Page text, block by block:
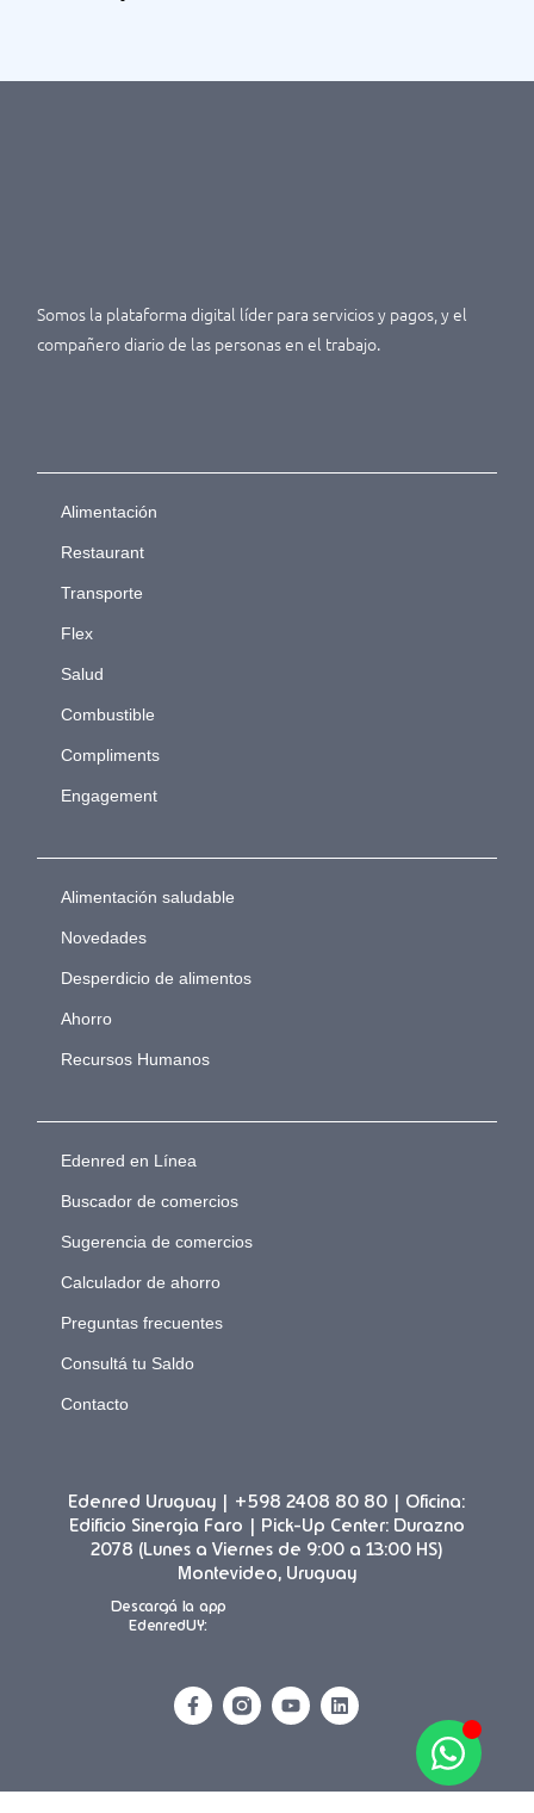
Somos la plataforma digital líder para servicios y pagos, y el
compañero diario de las personas en el trabajo.
Alimentación
Restaurant
Transporte
Flex
Salud
Combustible
Compliments
Engagement
Alimentación saludable
Novedades
Desperdicio de alimentos
Ahorro
Recursos Humanos
Edenred en Línea
Buscador de comercios
Sugerencia de comercios
Calculador de ahorro
Preguntas frecuentes
Consultá tu Saldo
Contacto
Edenred Uruguay | +598 2408 80 80 | Oficina:
Edificio Sinergia Faro | Pick-Up Center: Durazno
2078 (Lunes a Viernes de 9:00 a 13:00 HS)
Montevideo, Uruguay
Descargá la app
EdenredUY: